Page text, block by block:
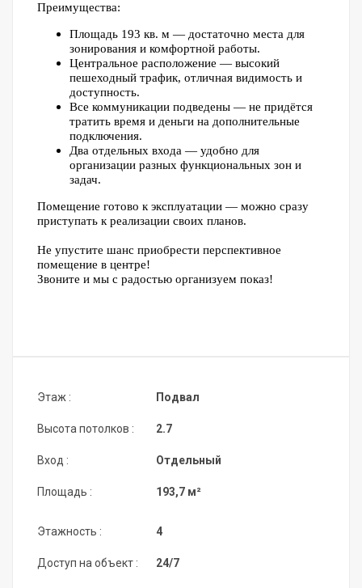
Преимущества:
Площадь 193 кв. м — достаточно места для
зонирования и комфортной работы.
Центральное расположение — высокий
пешеходный трафик, отличная видимость и
доступность.
Все коммуникации подведены — не придётся
тратить время и деньги на дополнительные
подключения.
Два отдельных входа — удобно для
организации разных функциональных зон и
задач.
Помещение готово к эксплуатации — можно сразу
приступать к реализации своих планов.
Не упустите шанс приобрести перспективное
помещение в центре!
Звоните и мы с радостью организуем показ!
Этаж :
Высота потолков :
Вход :
Площадь :
Подвал
2.7
Отдельный
193,7 м²
Этажность :
Доступ на объект :
4
24/7